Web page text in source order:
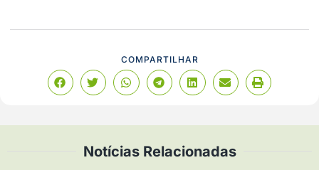
COMPARTILHAR
Notícias Relacionadas